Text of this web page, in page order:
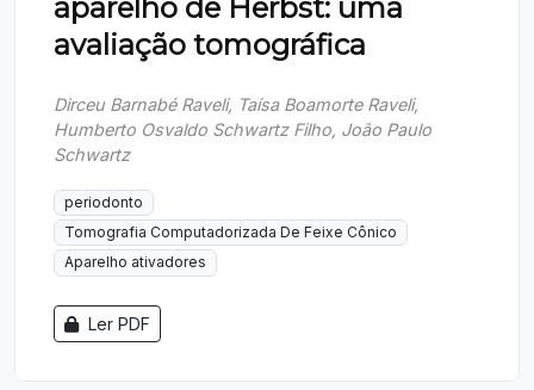
aparelho de Herbst: uma
avaliação tomográfica
Dirceu Barnabé Raveli, Taísa Boamorte Raveli,
Humberto Osvaldo Schwartz Filho, João Paulo
Schwartz
periodonto
Tomografia Computadorizada De Feixe Cônico
Aparelho ativadores
Ler PDF